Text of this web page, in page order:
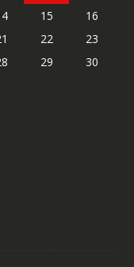
15
16
22
23
29
30